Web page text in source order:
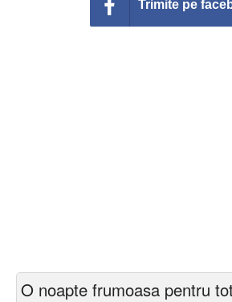
Trimite pe
O noapte frumoasa pentru